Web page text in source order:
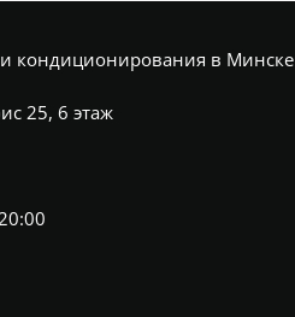
кондиционирования в Минске
25, 6 этаж